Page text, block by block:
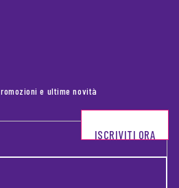
e ultime novità
ISCRIVITI ORA